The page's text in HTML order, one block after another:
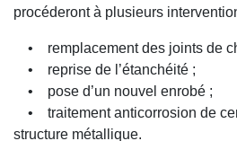
procéderont à plusieurs
• remplacement des joints de
• reprise de l’étanchéité ;
• pose d’un nouvel enrobé ;
• traitement anticorrosion de
structure métallique.